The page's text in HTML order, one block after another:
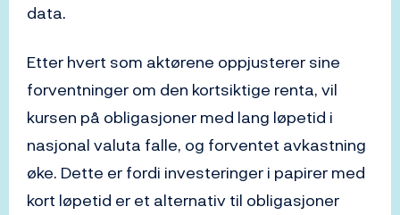
data.
Etter hvert som aktørene oppjusterer sine
forventninger om den kortsiktige renta, vil
kursen på obligasjoner med lang løpetid i
nasjonal valuta falle, og forventet avkastning
øke. Dette er fordi investeringer i papirer med
kort løpetid er et alternativ til obligasjoner